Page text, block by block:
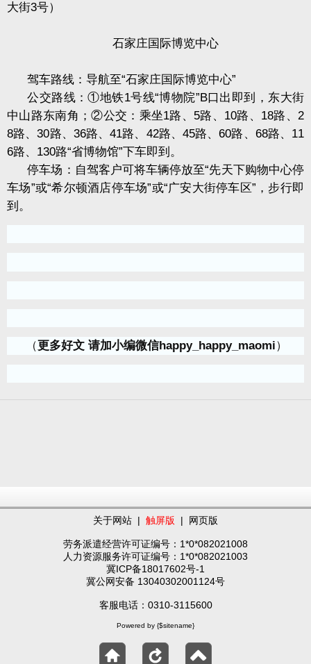
大街3号）
石家庄国际博览中心
驾车路线：导航至“石家庄国际博览中心”
公交路线：①地铁1号线“博物院”B口出即到，东大街
中山路东南角；②公交：乘坐1路、 5路、 10路、 18路、2
8路、30路、 36路、41路、 42路、 45路、60路、 68路、 11
6路、 130路“省博物馆”下车即到。
停车场：自驾客户可将车辆停放至“先天下购物中心停
车场”或“希尔顿酒店停车场”或“广安大街停车区”，步行即
到。
（更多好文 请加小编微信happy_happy_maomi）
关于网站 | 触屏版 | 网页版
劳务派遣经营许可证编号：1*0*082021008
人力资源服务许可证编号：1*0*082021003
冀ICP备18017602号-1
冀公网安备 13040302001124号
客服电话：0310-3115600
Powered by {$sitename}